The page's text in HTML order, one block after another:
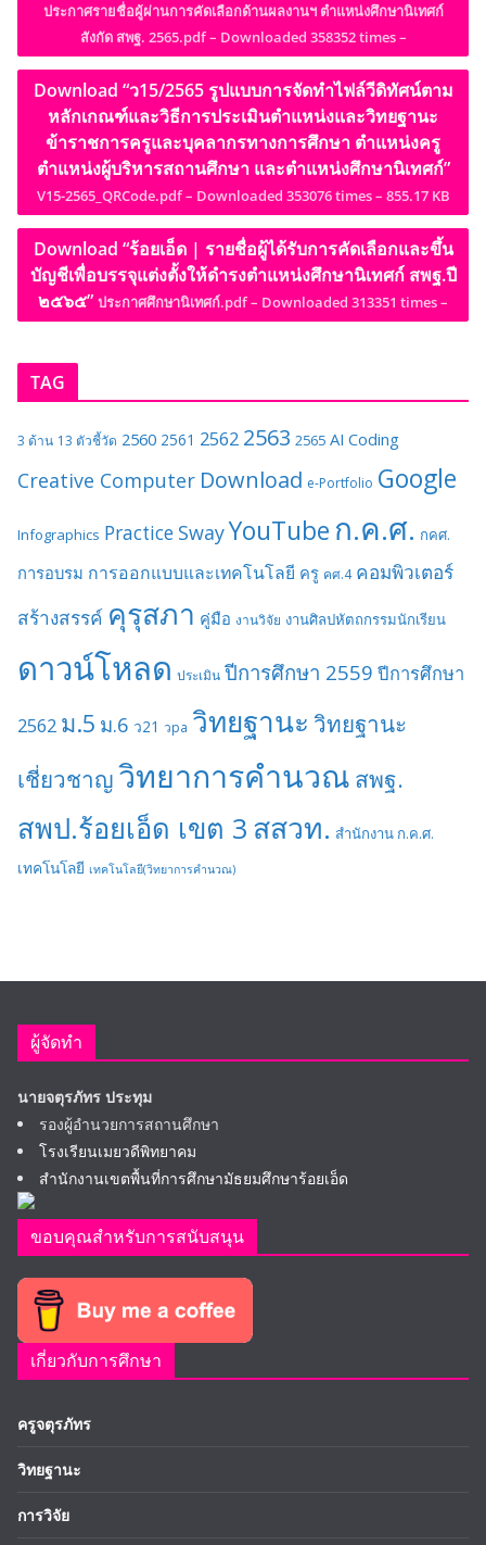
ประกาศรายชื่อผู้ผ่านการคัดเลือกด้านผลงานฯ ตำแหน่งศึกษานิเทศก์
สังกัด สพฐ. 2565.pdf – Downloaded 358352 times –
Download “ว15/2565 รูปแบบการจัดทำไฟล์วีดิทัศน์ตาม
หลักเกณฑ์และวิธีการประเมินตำแหน่งและวิทยฐานะ
ข้าราชการครูและบุคลากรทางการศึกษา ตำแหน่งครู
ตำแหน่งผู้บริหารสถานศึกษา และตำแหน่งศึกษานิเทศก์”
V15-2565_QRCode.pdf – Downloaded 353076 times – 855.17 KB
Download “ร้อยเอ็ด | รายชื่อผู้ได้รับการคัดเลือกและขึ้น
บัญชีเพื่อบรรจุแต่งตั้งให้ดำรงตำแหน่งศึกษานิเทศก์ สพฐ.ปี
๒๕๖๕” ประกาศศึกษานิเทศก์.pdf – Downloaded 313351 times –
TAG
3 ด้าน 13 ตัวชี้วัด 2560 2561 2562 2563 2565 AI Coding
Creative Computer Download e-Portfolio Google
Infographics Practice SwayYouTubeก.ค.ศ. กคศ.
การอบรม การออกแบบและเทคโนโลยี ครู คศ.4 คอมพิวเตอร์
สร้างสรรค์ คุรุสภา คู่มือ งานวิจัย งานศิลปหัตถกรรมนักเรียน
ดาวน์โหลด ประเมิน ปีการศึกษา 2559 ปีการศึกษา
2562 ม.5 ม.6 ว21 วpa วิทยฐานะ วิทยฐานะ
เชี่ยวชาญวิทยาการคำนวณ สพฐ.
สพป.ร้อยเอ็ด เขต 3 สสวท. สำนักงาน ก.ค.ศ.
เทคโนโลยี เทคโนโลยี(วิทยาการคำนวณ)
ผู้จัดทำ
นายจตุรภัทร ประทุม
รองผู้อำนวยการสถานศึกษา
โรงเรียนเมยวดีพิทยาคม
สำนักงานเขตพื้นที่การศึกษามัธยมศึกษาร้อยเอ็ด
ขอบคุณสำหรับการสนับสนุน
เกี่ยวกับการศึกษา
ครูจตุรภัทร
วิทยฐานะ
การวิจัย